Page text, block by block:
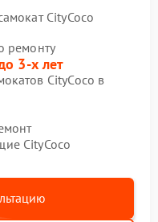
CityCoco
ремонту
3-х лет
CityCoco в
CityCoco